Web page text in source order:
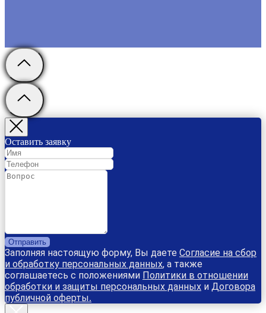
Оставить заявку
Отправить
Заполняя настоящую форму, Вы даете Согласие на сбор
и обработку персональных данных, а также
соглашаетесь с положениями Политики в отношении
обработки и защиты персональных данных и Договора
публичной оферты.